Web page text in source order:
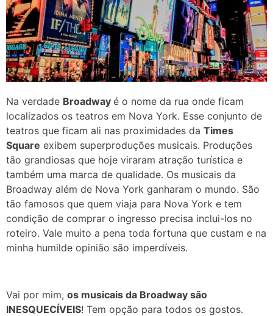
Na verdade Broadway é o nome da rua onde ficam
localizados os teatros em Nova York. Esse conjunto de
teatros que ficam ali nas proximidades da Times
Square exibem superproduções musicais. Produções
tão grandiosas que hoje viraram atração turística e
também uma marca de qualidade. Os musicais da
Broadway além de Nova York ganharam o mundo. São
tão famosos que quem viaja para Nova York e tem
condição de comprar o ingresso precisa inclui-los no
roteiro. Vale muito a pena toda fortuna que custam e na
minha humilde opinião são imperdíveis.
Vai por mim, os musicais da Broadway são
INESQUECÍVEIS! Tem opção para todos os gostos.